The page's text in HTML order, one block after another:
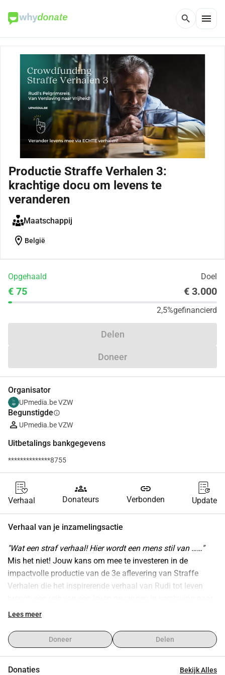
search menu
Productie Straffe Verhalen 3:
krachtige docu om levens te
veranderen
Maatschappij
location_on België
Opgehaald Doel
€ 75 € 3.000
2,5%gefinancierd
Delen
Doneer
Organisator
UPmedia.be VZW
Begunstigdeinfo
UPmedia.be VZW
Uitbetalings bankgegevens
**************8755
Verhaal
groups
Donateurs
link
Verbonden Update
Verhaal van je inzamelingsactie
"Wat een straf verhaal! Hier wordt een mens stil van ……"
Mis het niet! Jouw kans om mee te investeren in de
impactvolle productie van de 3e aflevering van Straffe
Verhalen die het inspirerende verhaal van Rudi tot leven
een leven van vrijheid. Een krachtig getuigenis dat hoop
naar ware vrijheid.
Dit filmproject maakt deel uit van een reeks waargebeurde
Lees meer
Doneer Delen
Donaties Bekijk Alles